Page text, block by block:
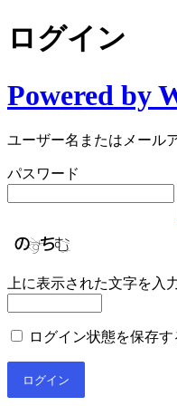
ログイン
Powered by
ユーザー名またはメール
パスワード
上に表示された文字を入
ログイン状態を保存す